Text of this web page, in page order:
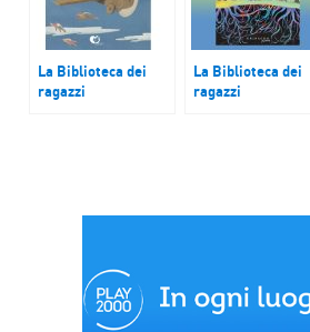
La Biblioteca dei
ragazzi
La Biblioteca dei
ragazzi